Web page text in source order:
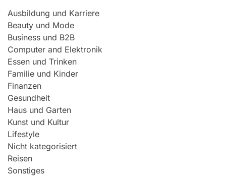
Ausbildung und Karriere
Beauty und Mode
Business und B2B
Computer and Elektronik
Essen und Trinken
Familie und Kinder
Finanzen
Gesundheit
Haus und Garten
Kunst und Kultur
Lifestyle
Nicht kategorisiert
Reisen
Sonstiges